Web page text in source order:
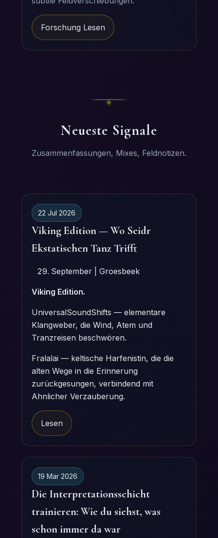
Forschung Lesen
Neueste Signale
Zusammenfassungen, Mixes, Feldnotizen.
22 Jul 2026
Viking Edition — Wo Seidr
Ekstatischen Tanz Trifft
September | Groesbeek
Viking Edition.
UniversalSoundShifts — elementare
Klangweber, die Wind, Atem und
Tranzreisen beschwören.
Fralalai — keltische Harfenistin, die die
alten Wege in die Erinnerung
zurückgesungen, verbindend mit
Ahnlicher Verzauberung.
Lesen
19 Mar 2026
Die Interpretationsschicht
trainieren: Wie du siehst, was
schon immer da war